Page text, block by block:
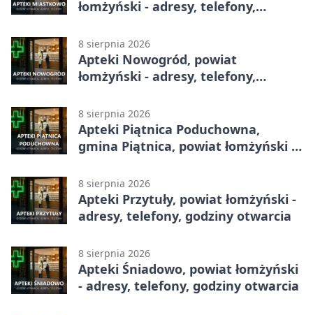
łomżyński - adresy, telefony,
8 sierpnia 2026
Apteki Nowogród, powiat
łomżyński - adresy, telefony,
8 sierpnia 2026
Apteki Piątnica Poduchowna,
gmina Piątnica, powiat łomżyński -
8 sierpnia 2026
Apteki Przytuły, powiat łomżyński -
adresy, telefony, godziny otwarcia
8 sierpnia 2026
Apteki Śniadowo, powiat łomżyński
- adresy, telefony, godziny otwarcia